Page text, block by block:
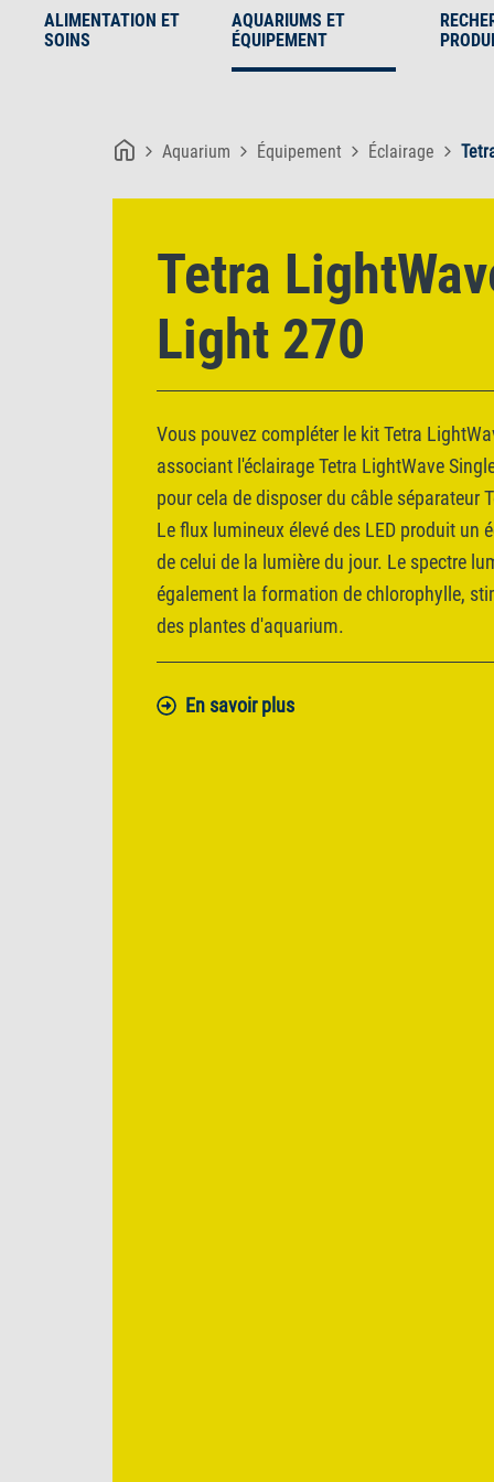
ALIMENTATION ET
SOINS
AQUARIUMS ET
ÉQUIPEMENT
Aquarium Équipement Éclairage
Tetra
Light 270
Vous pouvez compléter le kit Tetra
associant l'éclairage Tetra LightWave
pour cela de disposer du câble séparateur
Le flux lumineux élevé des LED produit un
de celui de la lumière du jour. Le spectre
également la formation de chlorophylle,
des plantes d'aquarium.
En savoir plus